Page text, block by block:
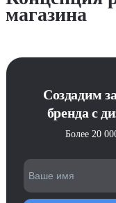
магазина
Создадим
бренда с
Более 20